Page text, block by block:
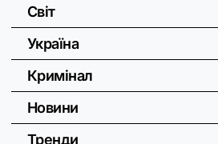
Світ
Україна
Кримінал
Новини
Тренди